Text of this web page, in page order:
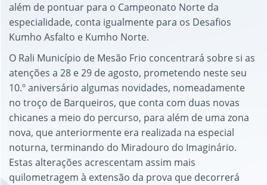
além de pontuar para o Campeonato Norte da
especialidade, conta igualmente para os Desafios
Kumho Asfalto e Kumho Norte.
O Rali Município de Mesão Frio concentrará sobre si as
atenções a 28 e 29 de agosto, prometendo neste seu
10.º aniversário algumas novidades, nomeadamente
no troço de Barqueiros, que conta com duas novas
chicanes a meio do percurso, para além de uma zona
nova, que anteriormente era realizada na especial
noturna, terminando do Miradouro do Imaginário.
Estas alterações acrescentam assim mais
quilometragem à extensão da prova que decorrerá